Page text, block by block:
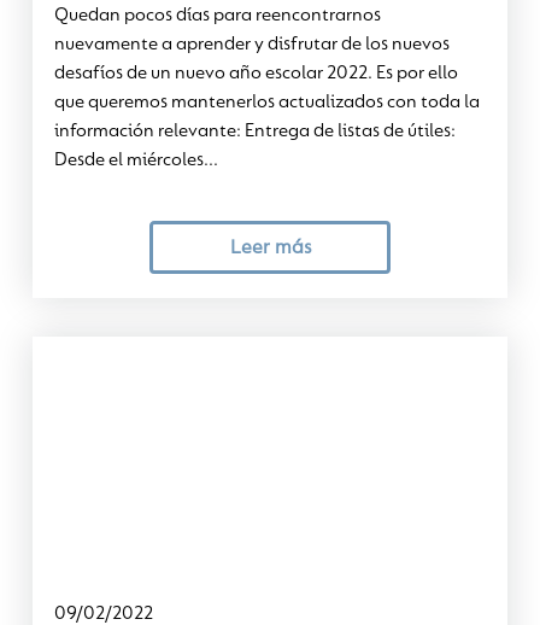
Quedan pocos días para reencontrarnos
nuevamente a aprender y disfrutar de los nuevos
desafíos de un nuevo año escolar 2022. Es por ello
que queremos mantenerlos actualizados con toda la
información relevante: Entrega de listas de útiles:
Desde el miércoles...
Leer más
09/02/2022